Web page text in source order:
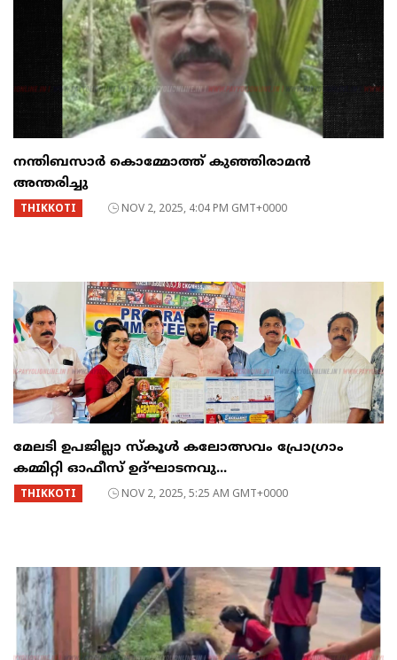
നന്തിബസാർ കൊമ്മോത്ത് കുഞ്ഞിരാമൻ
അന്തരിച്ചു
THIKKOTI NOV 2, 2025, 4:04 PM GMT+0000
മേലടി ഉപജില്ലാ സ്കൂൾ കലോത്സവം പ്രോഗ്രാം
കമ്മിറ്റി ഓഫീസ് ഉദ്ഘാടനവു...
THIKKOTI NOV 2, 2025, 5:25 AM GMT+0000